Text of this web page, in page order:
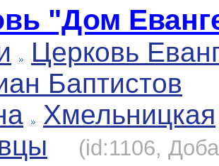
"Дом
Церковь
Баптистов
Хмельницкая
(id:1106,